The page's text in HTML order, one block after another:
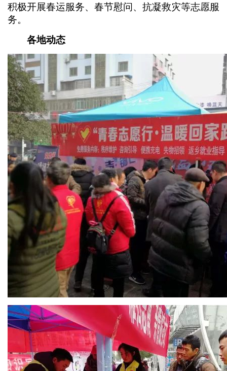
积极开展春运服务、春节慰问、抗凝救灾等志愿服
务。
各地动态